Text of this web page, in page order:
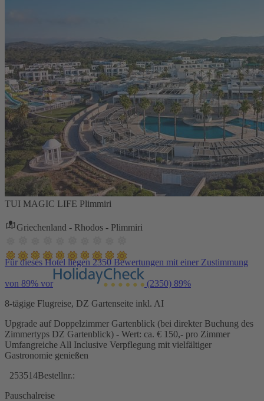
TUI MAGIC LIFE Plimmiri
Griechenland - Rhodos - Plimmiri
Für dieses Hotel liegen 2350 Bewertungen mit einer Zustimmung
von 89% vor (2350) 89%
8-tägige Flugreise, DZ Gartenseite inkl. AI
Upgrade auf Doppelzimmer Gartenblick (bei direkter Buchung des
Zimmertyps DZ Gartenblick) - Wert: ca. € 150,- pro Zimmer
Umfangreiche All Inclusive Verpflegung mit vielfältiger
Gastronomie genießen
253514Bestellnr.:
Pauschalreise